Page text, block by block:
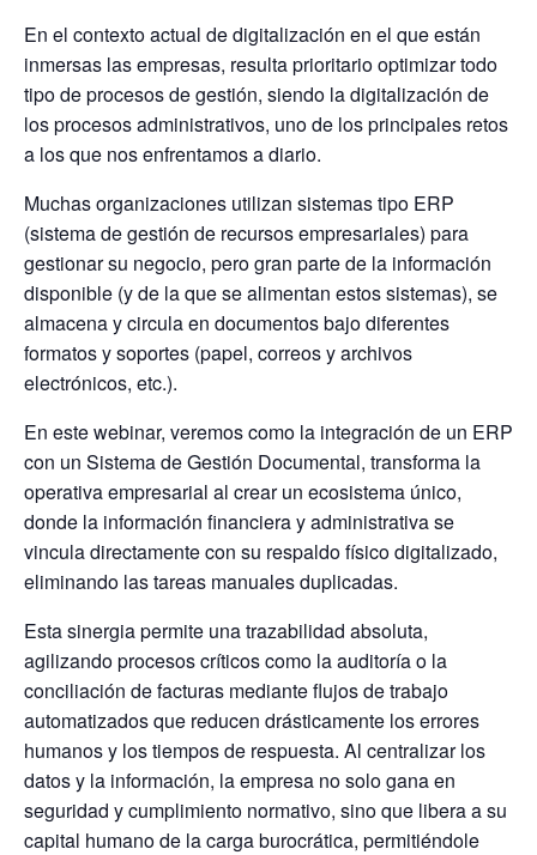
En el contexto actual de digitalización en el que están
inmersas las empresas, resulta prioritario optimizar todo
tipo de procesos de gestión, siendo la digitalización de
los procesos administrativos, uno de los principales retos
a los que nos enfrentamos a diario.
Muchas organizaciones utilizan sistemas tipo ERP
(sistema de gestión de recursos empresariales) para
gestionar su negocio, pero gran parte de la información
disponible (y de la que se alimentan estos sistemas), se
almacena y circula en documentos bajo diferentes
formatos y soportes (papel, correos y archivos
electrónicos, etc.).
En este webinar, veremos como la integración de un ERP
con un Sistema de Gestión Documental, transforma la
operativa empresarial al crear un ecosistema único,
donde la información financiera y administrativa se
vincula directamente con su respaldo físico digitalizado,
eliminando las tareas manuales duplicadas.
Esta sinergia permite una trazabilidad absoluta,
agilizando procesos críticos como la auditoría o la
conciliación de facturas mediante flujos de trabajo
automatizados que reducen drásticamente los errores
humanos y los tiempos de respuesta. Al centralizar los
datos y la información, la empresa no solo gana en
seguridad y cumplimiento normativo, sino que libera a su
capital humano de la carga burocrática, permitiéndole